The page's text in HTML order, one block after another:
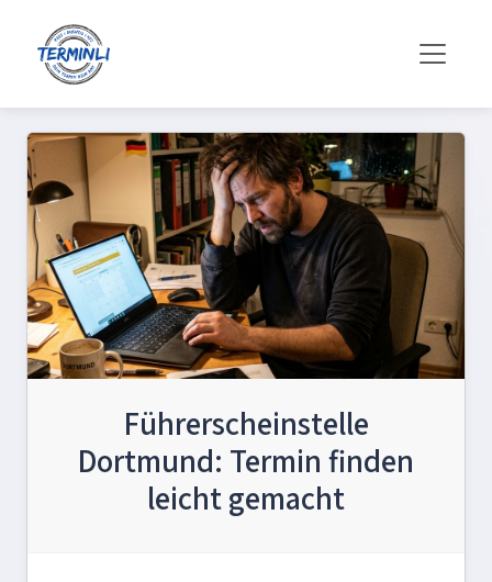
Führerscheinstelle
Dortmund: Termin finden
leicht gemacht